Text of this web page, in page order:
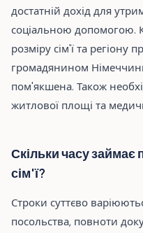
достатній дохід для
соціальною допомогою.
розміру сім'ї та регіону
громадянином
пом'якшена. Також
житлової площі та
Скільки часу
сім'ї?
Строки суттєво
посольства, повноти